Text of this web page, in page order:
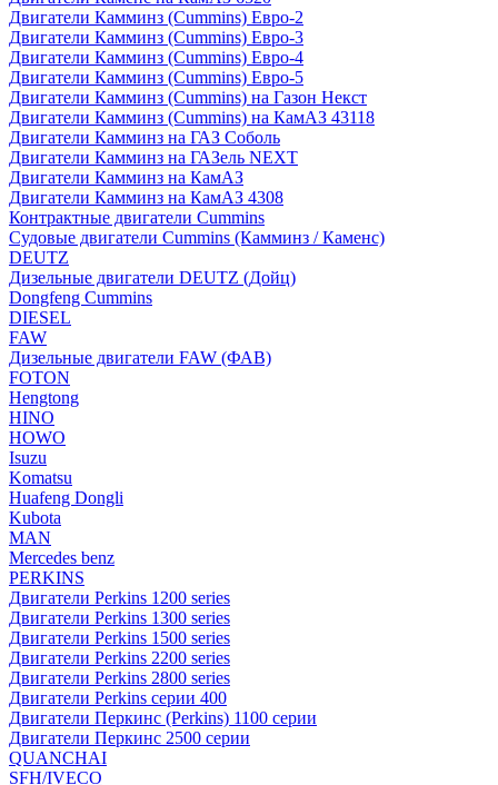
Двигатели Камминз (Cummins) Евро-2
Двигатели Камминз (Cummins) Евро-3
Двигатели Камминз (Cummins) Евро-4
Двигатели Камминз (Cummins) Евро-5
Двигатели Камминз (Cummins) на Газон Некст
Двигатели Камминз (Cummins) на КамАЗ 43118
Двигатели Камминз на ГАЗ Соболь
Двигатели Камминз на ГАЗель NEXT
Двигатели Камминз на КамАЗ
Двигатели Камминз на КамАЗ 4308
Контрактные двигатели Cummins
Судовые двигатели Cummins (Камминз / Каменс)
DEUTZ
Дизельные двигатели DEUTZ (Дойц)
Dongfeng Cummins
DIESEL
FAW
Дизельные двигатели FAW (ФАВ)
FOTON
Hengtong
HINO
HOWO
Isuzu
Komatsu
Huafeng Dongli
Kubota
MAN
Mercedes benz
PERKINS
Двигатели Perkins 1200 series
Двигатели Perkins 1300 series
Двигатели Perkins 1500 series
Двигатели Perkins 2200 series
Двигатели Perkins 2800 series
Двигатели Perkins серии 400
Двигатели Перкинс (Perkins) 1100 серии
Двигатели Перкинс 2500 серии
QUANCHAI
SFH/IVECO